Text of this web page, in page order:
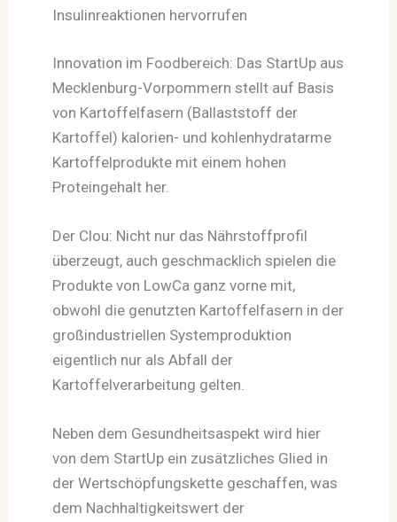
Insulinreaktionen hervorrufen
Innovation im Foodbereich: Das StartUp aus
Mecklenburg-Vorpommern stellt auf Basis
von Kartoffelfasern (Ballaststoff der
Kartoffel) kalorien- und kohlenhydratarme
Kartoffelprodukte mit einem hohen
Proteingehalt her.
Der Clou: Nicht nur das Nährstoffprofil
überzeugt, auch geschmacklich spielen die
Produkte von LowCa ganz vorne mit,
obwohl die genutzten Kartoffelfasern in der
großindustriellen Systemproduktion
eigentlich nur als Abfall der
Kartoffelverarbeitung gelten.
Neben dem Gesundheitsaspekt wird hier
von dem StartUp ein zusätzliches Glied in
der Wertschöpfungskette geschaffen, was
dem Nachhaltigkeitswert der